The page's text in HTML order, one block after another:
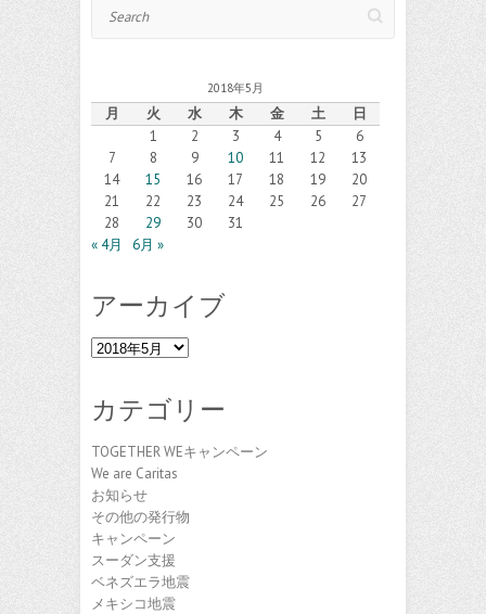
2018年5月
月 火 水 木 金 土
日
1
2 3 4 5
6
7
8 9 10 11 12
13
14
15 16 17 18 19
20
21
22 23 24 25 26
27
28
29 30
31
« 4月
6月 »
アーカイブ
ア
イ
カテゴリー
TOGETHER WEキャンペーン
We are Caritas
お知らせ
その他の発行物
キャンペーン
スーダン支援
ベネズエラ地震
メキシコ地震